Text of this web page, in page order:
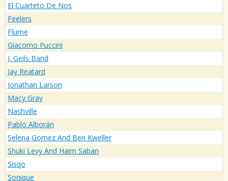
El Cuarteto De Nos
Feelers
Flume
Giacomo Puccini
J. Geils Band
Jay Reatard
Jonathan Larson
Macy Gray
Nashville
Pablo Alborán
Selena Gomez And Ben Kweller
Shuki Levy And Haim Saban
Sisqo
Sonique